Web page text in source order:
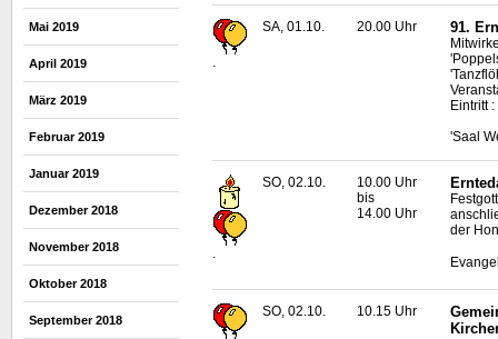
Mai 2019
April 2019
März 2019
Februar 2019
Januar 2019
Dezember 2018
November 2018
Oktober 2018
September 2018
SA, 01.10. 20.00 Uhr 91.
Eintritt
'Saal
.
SO, 02.10.
10.00 Uhr
bis
14.00 Uhr
der
SO, 02.10. 10.15 Uhr